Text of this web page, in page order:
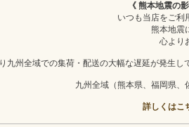
《 熊本地震の
いつも当店をご利
熊本地震
心より
九州全域での集荷・配送の大幅な遅延が発生
九州全域（熊本県、福岡県、
詳しくはこ